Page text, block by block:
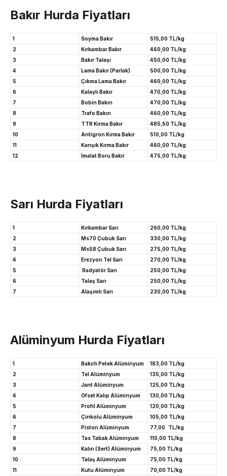
Bakır Hurda Fiyatları
1 Soyma Bakır
515,00 TL/kg
2
Kırkambar Bakır
460,00 TL/kg
3
Bakır Talaşı
450,00 TL/kg
4
Lama Bakır (Parlak)
500,00 TL/kg
5
Çıkma Lama Bakır
460,00 TL/kg
6
Kalaylı Bakır
470,00 TL/kg
7
Bobin Bakırı
470,00 TL/kg
8
Trafo Bakırı
460,00 TL/kg
9
TTR Kırma Bakır
485,50 TL/kg
10
Antigron Kırma Bakır
510,00 TL/kg
11
Karışık Kırma Bakır
460,00 TL/kg
12
İmalat Boru Bakır 475,00 TL/kg
Sarı Hurda Fiyatları
1 Kırkambar Sarı
260,00 TL/kg
2
Ms70 Çubuk Sarı
330,00 TL/kg
3
Ms58 Çubuk Sarı
275,00 TL/kg
4
Erezyon Tel Sarı
270,00 TL/kg
5
Radyatör Sarı
250,00 TL/kg
6
Talaş Sarı
250,00 TL/kg
7
Alaşımlı Sarı 230,00 TL/kg
Alüminyum Hurda Fiyatları
1 Bakırlı Petek Alüminyum
183,00 TL/kg
2
Tel Alüminyum
135,00 TL/kg
3
Jant Alüminyum
125,00 TL/kg
4
Ofset Kalıp Alüminyum
130,00 TL/kg
5
Profil Alüminyum
120,00 TL/kg
6
Çinkolu Alüminyum
105,00 TL/kg
7
Piston Alüminyum
77,00 TL/kg
8
Tas Tabak Alüminyum
110,00 TL/kg
9
Kalın (Sert) Alüminyum
75,00 TL/kg
10
Talaş Alüminyum
75,00 TL/kg
11
Kutu Alüminyum 70,00 TL/kg